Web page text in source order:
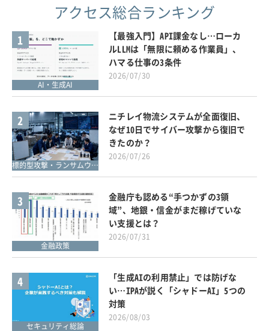
アクセス総合ランキング
1
AI・生成AI
【最強入門】API課金なし…ローカ
ルLLMは「無限に頼める作業員」、
ハマる仕事の3条件
2026/07/30
2
標的型攻撃・ランサムウェア対策
ニチレイ物流システムが全面復旧、
なぜ10日でサイバー攻撃から復旧で
きたのか？
2026/07/26
3
金融政策
金融庁も認める“手つかずの3領
域”、地銀・信金がまだ稼げていな
い支援とは？
2026/07/31
4
セキュリティ総論
「生成AIの利用禁止」では防げな
い…IPAが説く「シャドーAI」5つの
対策
2026/08/03